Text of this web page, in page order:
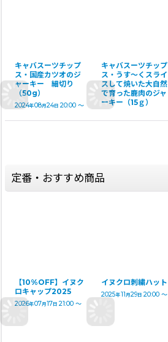
キャバスーツチップ
ス・国産カツオのジ
ャーキー 細切り
（50g）
2024年08月24日 20:00 ～
キャバスーツチップ
ス・うす〜くスライ
スして焼いた大自然
で育った鹿肉のジャ
ーキー（15ｇ）
定番・おすすめ商品
【10%OFF】イヌク
ロキャップ2025
2026年07月17日 21:00 ～
イヌクロ刺繍ハット
2025年11 月29日 20:00 ～